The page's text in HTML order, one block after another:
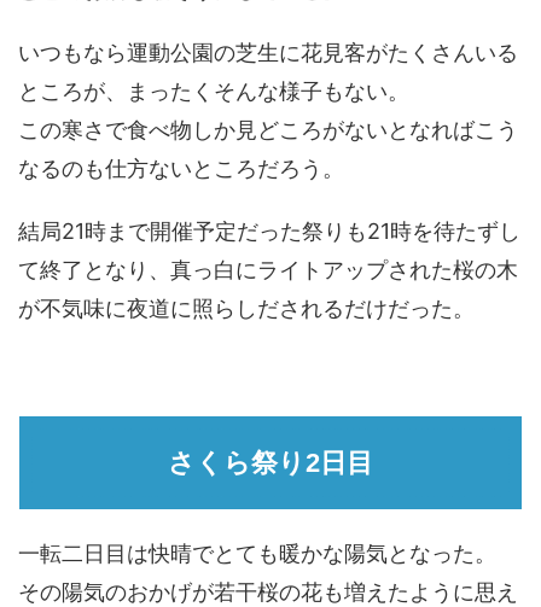
いつもなら運動公園の芝生に花見客がたくさんいる
ところが、まったくそんな様子もない。
この寒さで食べ物しか見どころがないとなればこう
なるのも仕方ないところだろう。
結局21時まで開催予定だった祭りも21時を待たずし
て終了となり、真っ白にライトアップされた桜の木
が不気味に夜道に照らしだされるだけだった。
さくら祭り2日目
一転二日目は快晴でとても暖かな陽気となった。
その陽気のおかげが若干桜の花も増えたように思え